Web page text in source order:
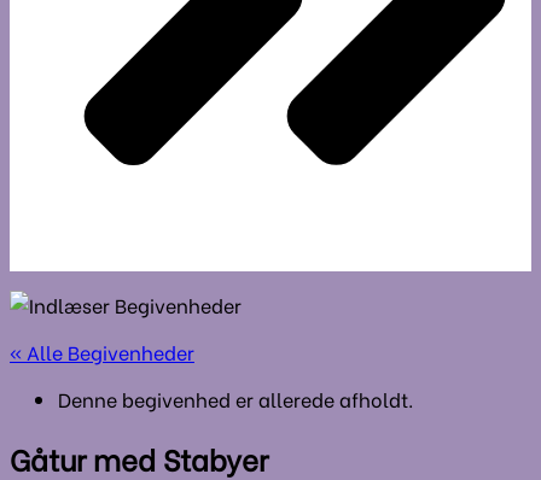
« Alle Begivenheder
Denne begivenhed er allerede afholdt.
Gåtur med Stabyer